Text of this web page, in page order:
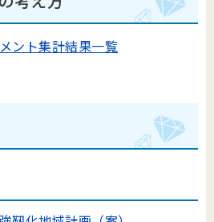
ント集計結果一覧